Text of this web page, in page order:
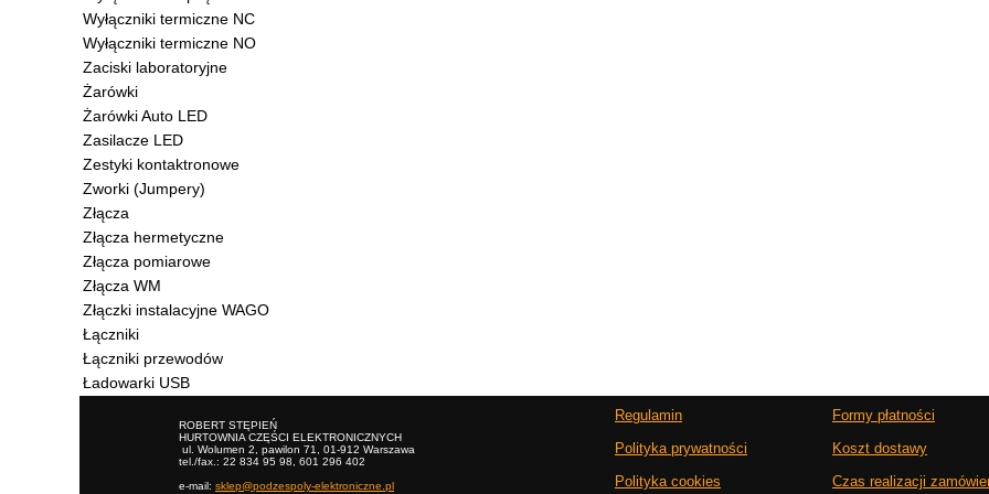
Wyłączniki termiczne NC
Wyłączniki termiczne NO
Zaciski laboratoryjne
Żarówki
Żarówki Auto LED
Zasilacze LED
Zestyki kontaktronowe
Zworki (Jumpery)
Złącza
Złącza hermetyczne
Złącza pomiarowe
Złącza WM
Złączki instalacyjne WAGO
Łączniki
Łączniki przewodów
Ładowarki USB
ROBERT STĘPIEŃ
HURTOWNIA CZĘŚCI ELEKTRONICZNYCH
ul. Wolumen 2, pawilon 71, 01-912 Warszawa
tel./fax.: 22 834 95 98, 601 296 402
e-mail: sklep@podzespoly-elektroniczne.pl
Regulamin
Polityka prywatności
Polityka cookies
Formy płatności
Koszt dostawy
Czas realizacji